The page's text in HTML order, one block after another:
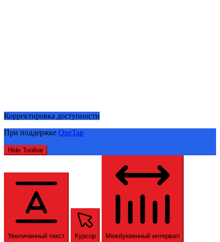
Корректировка доступности
При поддержке OneTap
Hide Toolbar
Увеличенный текст Курсор Межбуквенный интервал